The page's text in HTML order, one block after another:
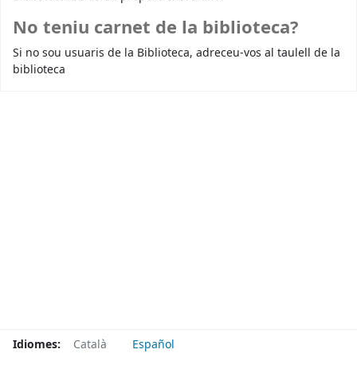
No teniu carnet de la biblioteca?
Si no sou usuaris de la Biblioteca, adreceu-vos al taulell de la
biblioteca
Idiomes: Català Español